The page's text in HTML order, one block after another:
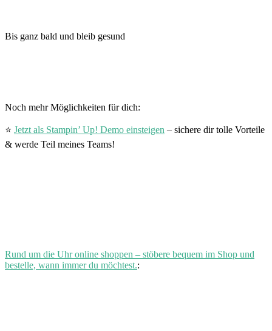
Bis ganz bald und bleib gesund
Noch mehr Möglichkeiten für dich:
⭐ Jetzt als Stampin’ Up! Demo einsteigen – sichere dir tolle Vorteile
& werde Teil meines Teams!
Rund um die Uhr online shoppen – stöbere bequem im Shop und
bestelle, wann immer du möchtest.: